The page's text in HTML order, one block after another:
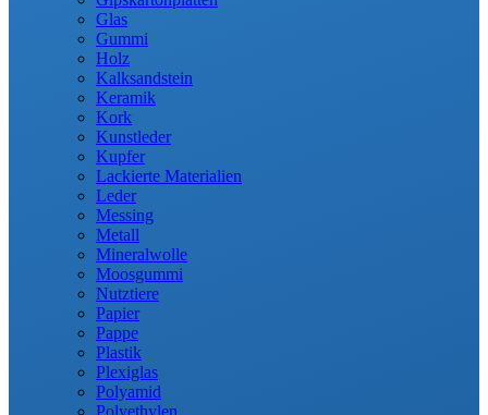
Glas
Gummi
Holz
Kalksandstein
Keramik
Kork
Kunstleder
Kupfer
Lackierte Materialien
Leder
Messing
Metall
Mineralwolle
Moosgummi
Nutztiere
Papier
Pappe
Plastik
Plexiglas
Polyamid
Polyethylen